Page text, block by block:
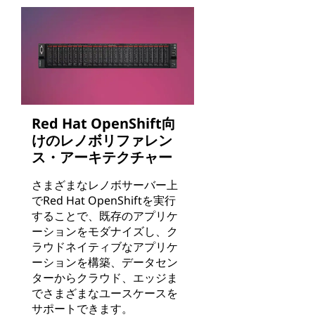
Red Hat OpenShift向
けのレノボリファレン
ス・アーキテクチャー
さまざまなレノボサーバー上
でRed Hat OpenShiftを実行
することで、既存のアプリケ
ーションをモダナイズし、ク
ラウドネイティブなアプリケ
ーションを構築、データセン
ターからクラウド、エッジま
でさまざまなユースケースを
サポートできます。